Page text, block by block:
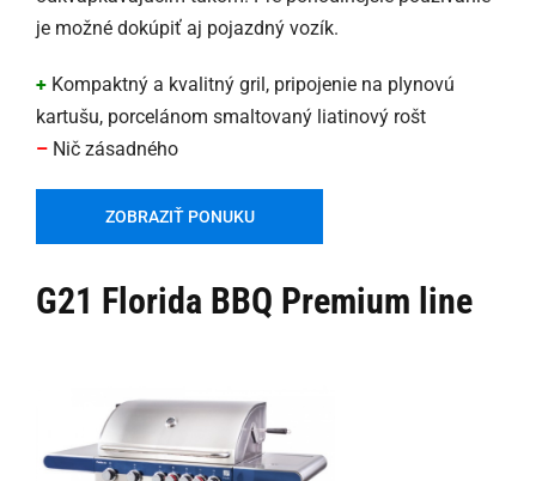
je možné dokúpiť aj pojazdný vozík.
+ Kompaktný a kvalitný gril, pripojenie na plynovú
kartušu, porcelánom smaltovaný liatinový rošt
– Nič zásadného
ZOBRAZIŤ PONUKU
G21 Florida BBQ Premium line